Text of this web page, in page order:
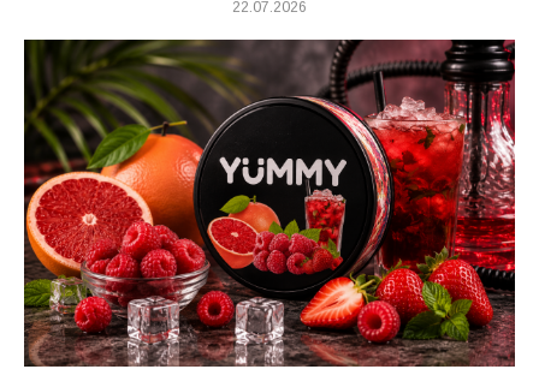
22.07.2026